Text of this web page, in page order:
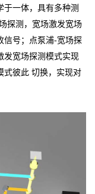
一体，具有多种测
探测，宽场激发宽场
信号；点泵浦-宽场探
发宽场探测模式实现
式彼此 切换，实现对